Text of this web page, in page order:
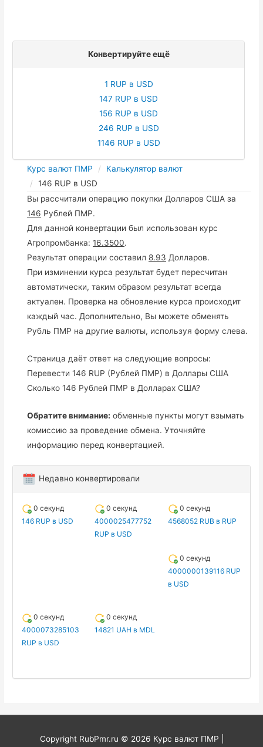
Конвертируйте ещё
1 RUP в USD
147 RUP в USD
156 RUP в USD
246 RUP в USD
1146 RUP в USD
Курс валют ПМР
Калькулятор валют
146 RUP в USD
Вы рассчитали операцию покупки Долларов США за
146 Рублей ПМР.
Для данной конвертации был использован курс
Агропромбанка:16.3500.
Результат операции составил 8.93 Долларов.
При изминении курса результат будет пересчитан
автоматически, таким образом результат всегда
актуален. Проверка на обновление курса происходит
каждый час. Дополнительно, Вы можете обменять
Рубль ПМР на другие валюты, используя форму слева.
Страница даёт ответ на следующие вопросы:
Перевести 146 RUP (Рублей ПМР) в Доллары США
Сколько 146 Рублей ПМР в Долларах США?
Обратите внимание: обменные пункты могут взымать
комиссию за проведение обмена. Уточняйте
информацию перед конвертацией.
Недавно конвертировали
0 секунд
146 RUP в USD
0 секунд
4000025477752
RUP в USD
0 секунд
4568052 RUB в RUP
0 секунд
4000000139116 RUP
в USD
0 секунд
4000073285103
RUP в USD
0 секунд
14821 UAH в MDL
Copyright RubPmr.ru © 2026 Курс валют ПМР